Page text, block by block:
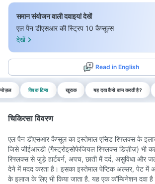
समान संयोजन वाली दवाइयां देखें
एल पैन डीएसआर की स्ट्रिप 10 कैप्सूल्स
देखें
Read in English
क्विक टिप्स खुराक यह दवा कैसे काम करती है?
चिकित्सा विवरण
एल पैन डीएसआर कैप्सूल का इस्तेमाल एसिड रिफ्लक्स के
जिसे जीईआरडी (गैस्ट्रोइसोफेजियल रिफ्लक्स डिज़ीज़) भी
रिफ्लक्स से जुड़े हार्टबर्न, अपच, छाती में दर्द, असुविधा और
देने में मदद करता है। इसका इस्तेमाल पेप्टिक अल्सर, पेट में
के इलाज के लिए भी किया जाता है. यह एक कॉम्बिनेशन दवा